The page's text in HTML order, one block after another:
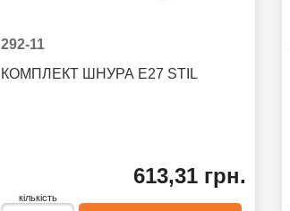
292-11
КОМПЛЕКТ ШНУРА E27 STIL
613,31 грн.
кількість